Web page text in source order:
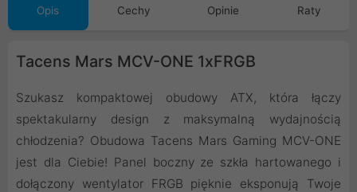
Opis Cechy Opinie Raty
Tacens Mars MCV-ONE 1xFRGB
Szukasz kompaktowej obudowy ATX, która łączy
spektakularny design z maksymalną wydajnością
chłodzenia? Obudowa Tacens Mars Gaming MCV-ONE
jest dla Ciebie! Panel boczny ze szkła hartowanego i
dołączony wentylator FRGB pięknie eksponują Twoje